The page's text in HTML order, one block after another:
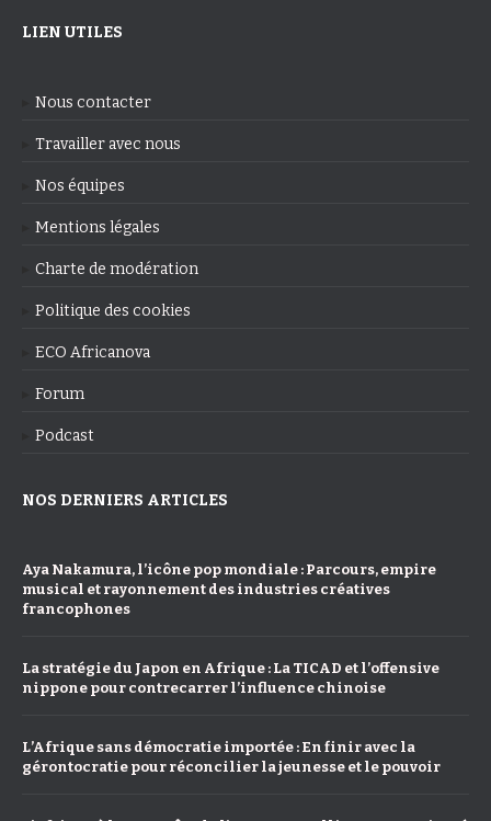
LIEN UTILES
Nous contacter
Travailler avec nous
Nos équipes
Mentions légales
Charte de modération
Politique des cookies
ECO Africanova
Forum
Podcast
NOS DERNIERS ARTICLES
Aya Nakamura, l’icône pop mondiale : Parcours, empire
musical et rayonnement des industries créatives
francophones
La stratégie du Japon en Afrique : La TICAD et l’offensive
nippone pour contrecarrer l’influence chinoise
L’Afrique sans démocratie importée : En finir avec la
gérontocratie pour réconcilier la jeunesse et le pouvoir